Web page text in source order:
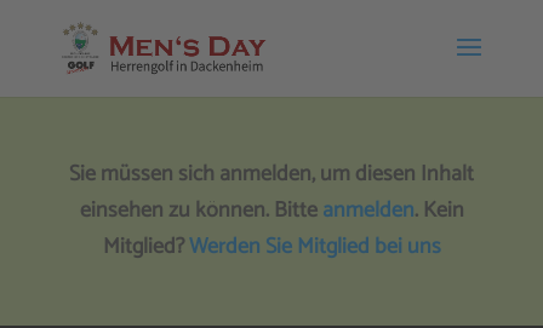
Sie müssen sich anmelden, um diesen Inhalt
einsehen zu können. Bitteanmelden. Kein
Mitglied?Werden Sie Mitglied bei uns